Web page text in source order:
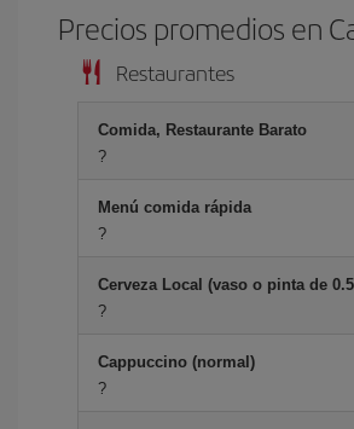
Precios promedios en
Restaurantes
Comida, Restaurante Barato
?
Menú comida rápida
?
Cerveza Local (vaso o pinta de
?
Cappuccino (normal)
?